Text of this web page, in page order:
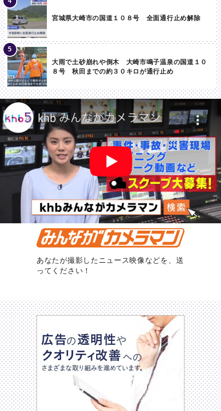
宮城県大崎市の国道１０８号 全面通行止め解除
大雨で土砂崩れや倒木 大崎市鳴子温泉の国道１０
８号 秋田までの約３０キロが通行止め
あなたが撮影したニュース映像などを、送
ってください！